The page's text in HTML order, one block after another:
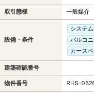
取引態様 一般媒介
設備・条件
システ
バルコ
カース
建築確認番号
物件番号 RHS-